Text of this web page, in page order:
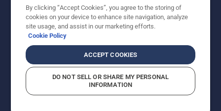
© Husqvarna AB (publ). Kaikki oikeudet pidätetään.
Hinnat ovat suositushintoja. Varaamme oikeudet
hintamuutoksiin, kirjoitus- ja sisältövirheisiin. Sivusto
pyritään pitämään mahdollisimman ajantasaisena ja
suositushintoja (sis. alv), ellei tuotetta voi ostaa
suoraan verkkosivustoltamme.
EvästekäytäntöKäyttöehdotTietosuojailmoitusTiedot
Epäillyistä rikkomuksista ilmoittaminen
By clicking “Accept Cookies”, you agree to the storing of
cookies on your device to enhance site navigation, analyze
site usage, and assist in our marketing efforts.
Cookie Policy
ACCEPT COOKIES
DO NOT SELL OR SHARE MY PERSONAL
INFORMATION